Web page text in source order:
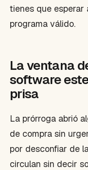
tienes que esperar
programa válido.
La ventana
software
prisa
La prórroga abrió
de compra sin
por desconfiar de
circulan sin decir